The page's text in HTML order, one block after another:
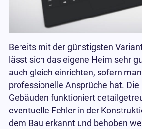
Bereits mit der günstigsten
lässt sich das eigene Heim sehr
auch gleich einrichten, sofern
professionelle Ansprüche hat. Die
Gebäuden funktioniert
eventuelle Fehler in der
dem Bau erkannt und behoben